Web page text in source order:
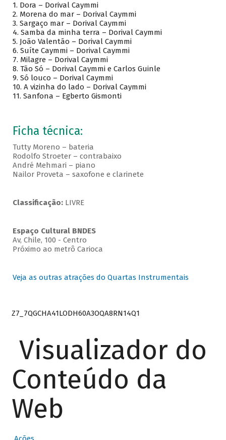
1. Dora – Dorival Caymmi
2. Morena do mar – Dorival Caymmi
3. Sargaço mar – Dorival Caymmi
4. Samba da minha terra – Dorival Caymmi
5. João Valentão – Dorival Caymmi
6. Suíte Caymmi – Dorival Caymmi
7. Milagre – Dorival Caymmi
8. Tão Só – Dorival Caymmi e Carlos Guinle
9. Só louco – Dorival Caymmi
10. A vizinha do lado – Dorival Caymmi
11. Sanfona – Egberto Gismonti
Ficha técnica:
Tutty Moreno – bateria
Rodolfo Stroeter – contrabaixo
André Mehmari – piano
Nailor Proveta – saxofone e clarinete
Classificação:LIVRE
Espaço Cultural BNDES
Av, Chile, 100 - Centro
Próximo ao metrô Carioca
Veja as outras atrações do Quartas Instrumentais
Z7_7QGCHA41LODH60A3OQA8RN14Q1
Visualizador do
Conteúdo da
Web